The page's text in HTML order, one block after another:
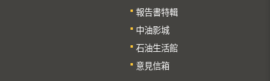
報告書特輯
中油影城
石油生活館
意見信箱